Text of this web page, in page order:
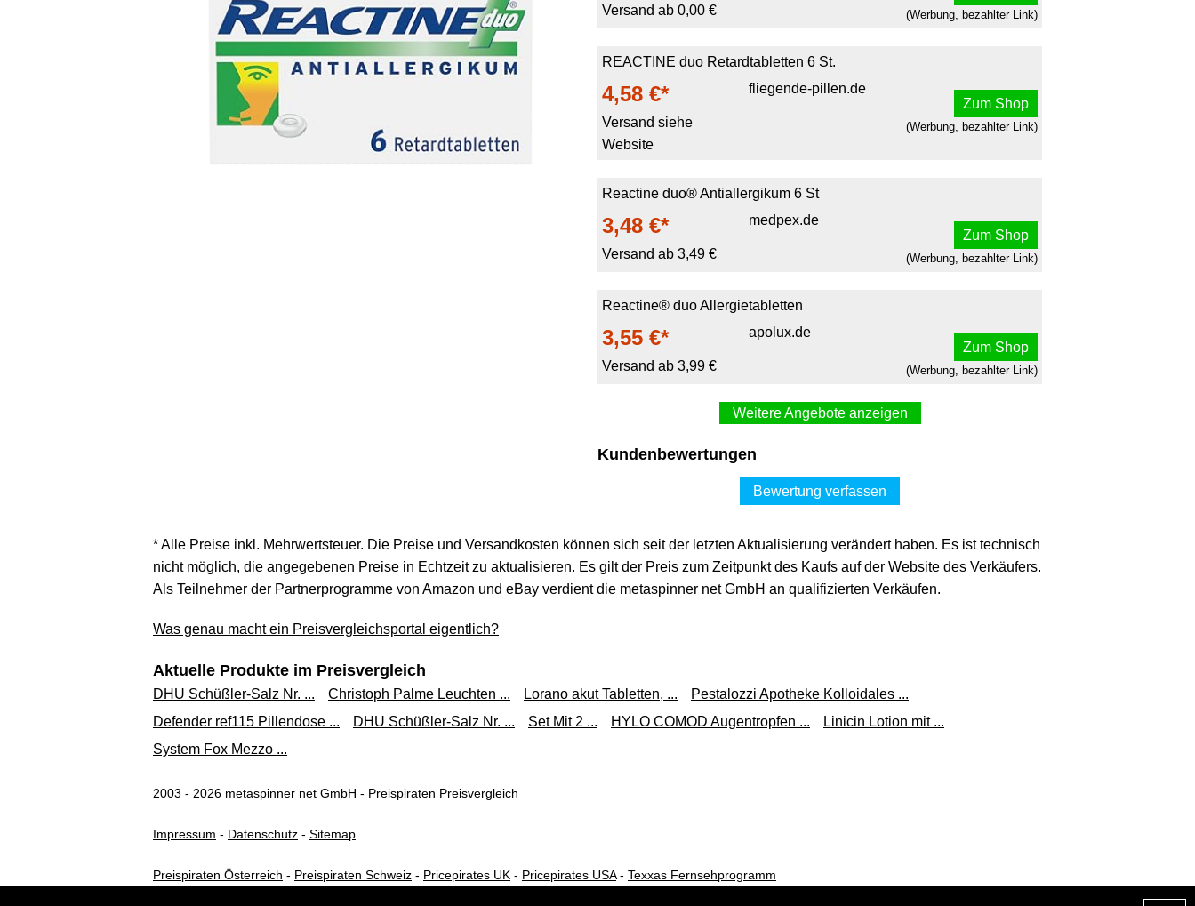
Versand ab 0,00 € (Werbung, bezahlter Link)
REACTINE duo Retardtabletten 6 St.
4,58 €*
Versand siehe
Website
fliegende-pillen.de
Zum Shop
(Werbung, bezahlter Link)
Reactine duo® Antiallergikum 6 St
3,48 €*
Versand ab 3,49 €
medpex.de
Zum Shop
(Werbung, bezahlter Link)
Reactine® duo Allergietabletten
3,55 €*
Versand ab 3,99 €
apolux.de
Zum Shop
(Werbung, bezahlter Link)
Weitere Angebote anzeigen
Reactine duo® Antiallergikum 6 St
3,79 €*
4,91 €*
Versand ab 2,90 €
healthii
(Werbung, bezahlter Link)
Reactine duo Retardtabletten 6 St Retard-Tabletten
Kundenbewertungen
Bewertung verfassen
* Alle Preise inkl. Mehrwertsteuer. Die Preise und Versandkosten können sich seit der letzten Aktualisierung verändert haben. Es ist technisch
nicht möglich, die angegebenen Preise in Echtzeit zu aktualisieren. Es gilt der Preis zum Zeitpunkt des Kaufs auf der Website des Verkäufers.
Als Teilnehmer der Partnerprogramme von Amazon und eBay verdient die metaspinner net GmbH an qualifizierten Verkäufen.
Was genau macht ein Preisvergleichsportal eigentlich?
Aktuelle Produkte im Preisvergleich
DHU Schüßler-Salz Nr. ... Christoph Palme Leuchten ... Lorano akut Tabletten, ...
Pestalozzi Apotheke Kolloidales ...
Defender ref115 Pillendose ...
DHU Schüßler-Salz Nr. ... Set Mit 2 ... HYLO COMOD Augentropfen ...
Linicin Lotion mit ...
System Fox Mezzo ...
2003 - 2026 metaspinner net GmbH - Preispiraten Preisvergleich
Impressum - Datenschutz - Sitemap
Preispiraten Österreich - Preispiraten Schweiz - Pricepirates UK - Pricepirates USA- Texxas Fernsehprogramm